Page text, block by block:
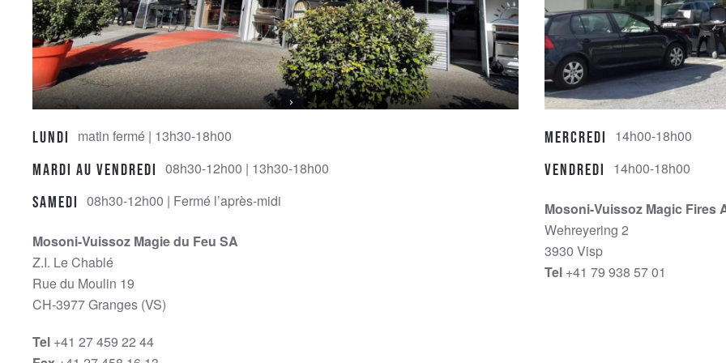
Lundi matin fermé | 13h30-18h00
Mardi au Vendredi 08h30-12h00 | 13h30-18h00
Samedi 08h30-12h00 | Fermé l’après-midi
Mosoni-Vuissoz Magie du Feu SA
Z.I. Le Chablé
Rue du Moulin 19
CH-3977 Granges (VS)
Tel +41 27 459 22 44
Mercredi 14h00-18h00
Vendredi 14h00-18h00
Mosoni-Vuissoz Magic Fires
Wehreyering 2
3930 Visp
Tel +41 79 938 57 01